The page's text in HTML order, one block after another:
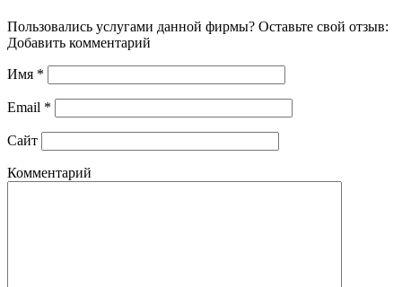
Пользовались услугами данной фирмы? Оставьте свой отзыв:
Добавить комментарий
Имя *
Email *
Сайт
Комментарий